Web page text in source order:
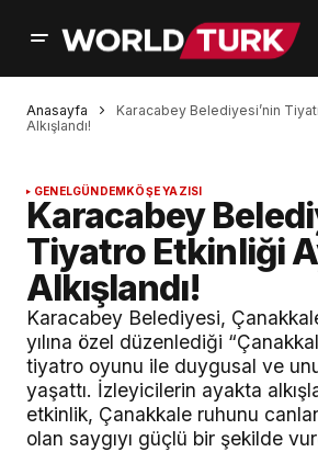
Anasayfa
Karacabey Belediyesi’nin
Alkışlandı!
GENELGÜNDEMKÖŞE YAZISI
Karacabey
Tiyatro Etkinliği
Alkışlandı!
Karacabey Belediyesi,
yılına özel düzenlediği
tiyatro oyunu ile duygusal ve
yaşattı. İzleyicilerin ayakta
etkinlik, Çanakkale ruhunu
olan saygıyı güçlü bir şekilde